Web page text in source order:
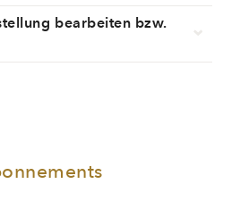
bearbeiten bzw.